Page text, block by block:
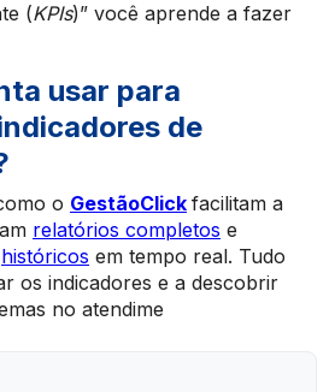
(KPIs)” você aprende a fazer
usar para
de
o GestãoClick facilitam a
relatórios completos e
históricos em tempo real. Tudo
os indicadores e a descobrir
no atendime